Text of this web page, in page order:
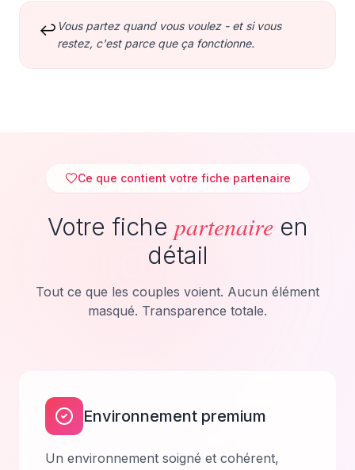
↩ Vous partez quand vous voulez - et si vous
restez, c'est parce que ça fonctionne.
Ce que contient votre fiche partenaire
Votre fiche partenaireen
détail
Tout ce que les couples voient. Aucun élément
masqué. Transparence totale.
Environnement premium
Un environnement soigné et cohérent,